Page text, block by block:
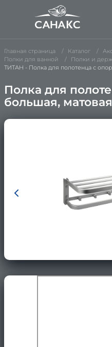
Главная страница Каталог
Полки для ванной
Полки и
ТИТАН - Полка для полотенца с
Полка для
большая,